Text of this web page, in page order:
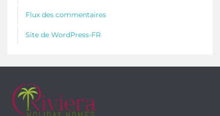
Flux des commentaires
Site de WordPress-FR